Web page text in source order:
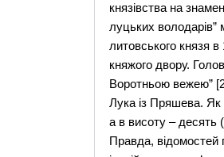
князiвства на
луцьких володарiв”
литовського князя
княжого двору.
Bоротньою вежею”
Лука із Пряшева.
а в висоту – десять
Правда, відомостей